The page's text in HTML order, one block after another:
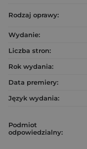
Rodzaj oprawy:
Wydanie:
Liczba stron:
Rok wydania:
Data premiery:
Język wydania:
Podmiot
odpowiedzialny: